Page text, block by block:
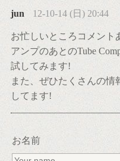
jun 12-10-14 (日) 20:44
お忙しいところコメント
アンプのあとのTube
試してみます!
また、ぜひたくさんの
してます!
お名前